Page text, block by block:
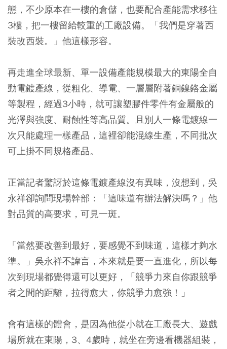
態，不少原本在一樓的倉儲，也要配合產能需求移往
3樓，把一樓留給較重的工廠設備。「我們是穿著西
裝改西裝。」他這樣形容。
再走進全球最新、單一設備產能規模最大的東陽全自
動電鍍產線，從粗化、導電、一層層附著銅鎳鉻金屬
等製程，經過3小時，就可讓塑膠件零件有金屬般的
光澤與強度、耐蝕性等高品質。且別人一條電鍍線一
次只能處理一樣產品，這裡卻能混線生產，不同批次
可上掛不同規格產品。
正當記者驚訝於這條電鍍產線沒有異味，沒想到，吳
永祥卻詢問現場幹部：「這味道有辦法解決嗎？」他
對品質的高要求，可見一斑。
「當然要改善到最好，要感覺不到味道，這樣才夠水
準。」吳永祥不諱言，本來就是要一直進化，所以每
次到現場都覺得還可以更好，「競爭力來自你跟競爭
者之間的距離，拉得愈大，你競爭力愈強！」
會有這樣的體會，是因為他從小就在工廠長大、遊戲
場所就在東陽，3、4歲時，就坐在旁邊看機器組裝，